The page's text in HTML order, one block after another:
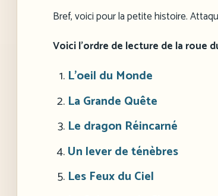
Bref, voici pour la petite histoire.
Voici l’ordre de lecture de la roue
L’oeil du Monde
La Grande Quête
Le dragon Réincarné
Un lever de ténèbres
Les Feux du Ciel